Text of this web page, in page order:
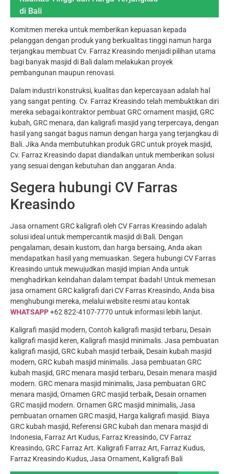
di Bali
Komitmen mereka untuk memberikan kepuasan kepada
pelanggan dengan produk yang berkualitas tinggi namun harga
terjangkau membuat Cv. Farraz Kreasindo menjadi pilihan utama
bagi banyak masjid di Bali dalam melakukan proyek
pembangunan maupun renovasi.
Dalam industri konstruksi, kualitas dan kepercayaan adalah hal
yang sangat penting. Cv. Farraz Kreasindo telah membuktikan diri
mereka sebagai kontraktor pembuat GRC ornament masjid, GRC
kubah, GRC menara, dan kaligrafi masjid yang terpercaya, dengan
hasil yang sangat bagus namun dengan harga yang terjangkau di
Bali. Jika Anda membutuhkan produk GRC untuk proyek masjid,
Cv. Farraz Kreasindo dapat diandalkan untuk memberikan solusi
yang sesuai dengan kebutuhan dan anggaran Anda.
Segera hubungi CV Farras
Kreasindo
Jasa ornament GRC kaligrafi oleh CV Farras Kreasindo adalah
solusi ideal untuk mempercantik masjid di Bali. Dengan
pengalaman, desain kustom, dan harga bersaing, Anda akan
mendapatkan hasil yang memuaskan. Segera hubungi CV Farras
Kreasindo untuk mewujudkan masjid impian Anda untuk
menghadirkan keindahan dalam tempat ibadah! Untuk memesan
jasa ornament GRC kaligrafi dari CV Farras Kreasindo, Anda bisa
menghubungi mereka, melalui website resmi atau kontak
WHATSAPP+62 822-4107-7770 untuk informasi lebih lanjut.
Kaligrafi masjid modern, Contoh kaligrafi masjid terbaru, Desain
kaligrafi masjid keren, Kaligrafi masjid minimalis. Jasa pembuatan
kaligrafi masjid, GRC kubah masjid terbaik, Desain kubah masjid
modern, GRC kubah masjid minimalis. Jasa pembuatan GRC
kubah masjid, GRC menara masjid terbaru, Desain menara masjid
modern. GRC menara masjid minimalis, Jasa pembuatan GRC
menara masjid, Ornamen GRC masjid terbaik, Desain ornamen
GRC masjid modern. Ornamen GRC masjid minimalis, Jasa
pembuatan ornamen GRC masjid, Harga kaligrafi masjid. Biaya
GRC kubah masjid, Referensi GRC kubah dan menara masjid di
Indonesia, Farraz Art Kudus, Farraz Kreasindo, CV Farraz
Kreasindo, GRC Farraz Art. Kaligrafi Farraz Art, Farraz Kudus,
Farraz Kreasindo Kudus, Jasa Ornament, Kaligrafi Bali